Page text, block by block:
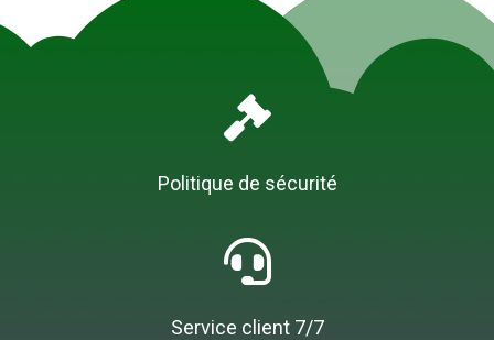

Politique de sécurité

Service client 7/7